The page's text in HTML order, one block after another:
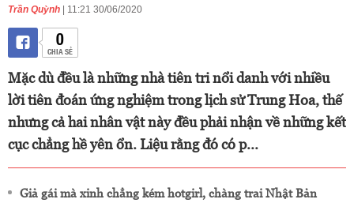
Trần Quỳnh | 11:21 30/06/2020
0
CHIA SẺ
Mặc dù đều là những nhà tiên tri nổi danh với nhiều
lời tiên đoán ứng nghiệm trong lịch sử Trung Hoa, thế
nhưng cả hai nhân vật này đều phải nhận về những kết
cục chẳng hề yên ổn. Liệu rằng đó có p...
Giả gái mà xinh chẳng kém hotgirl, chàng trai Nhật Bản